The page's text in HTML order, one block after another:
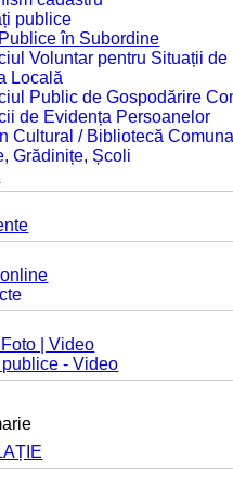
publice
în Subordine
Voluntar pentru Situații de
Locală
Public de Gospodărire
de Evidența Persoanelor
Cultural / Bibliotecă
Grădinițe, Școli
| Video
- Video